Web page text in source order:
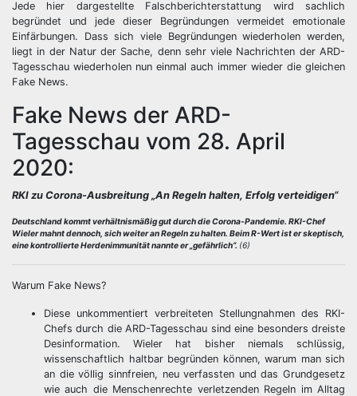
Jede hier dargestellte Falschberichterstattung wird sachlich
begründet und jede dieser Begründungen vermeidet emotionale
Einfärbungen. Dass sich viele Begründungen wiederholen werden,
liegt in der Natur der Sache, denn sehr viele Nachrichten der ARD-
Tagesschau wiederholen nun einmal auch immer wieder die gleichen
Fake News.
Fake News der ARD-
Tagesschau vom 28. April
2020:
RKI zu Corona-Ausbreitung „An Regeln halten, Erfolg verteidigen“
Deutschland kommt verhältnismäßig gut durch die Corona-Pandemie. RKI-Chef
Wieler mahnt dennoch, sich weiter an Regeln zu halten. Beim R-Wert ist er skeptisch,
eine kontrollierte Herdenimmunität nannte er „gefährlich“. (6)
Warum Fake News?
Diese unkommentiert verbreiteten Stellungnahmen des RKI-
Chefs durch die ARD-Tagesschau sind eine besonders dreiste
Desinformation. Wieler hat bisher niemals schlüssig,
wissenschaftlich haltbar begründen können, warum man sich
an die völlig sinnfreien, neu verfassten und das Grundgesetz
wie auch die Menschenrechte verletzenden Regeln im Alltag